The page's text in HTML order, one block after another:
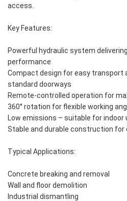
access.
Key Features:
Powerful hydraulic system
performance
Compact design for easy transport
standard doorways
Remote-controlled operation for
360° rotation for flexible working
Low emissions – suitable for indoor
Stable and durable construction for
Typical Applications:
Concrete breaking and removal
Wall and floor demolition
Industrial dismantling